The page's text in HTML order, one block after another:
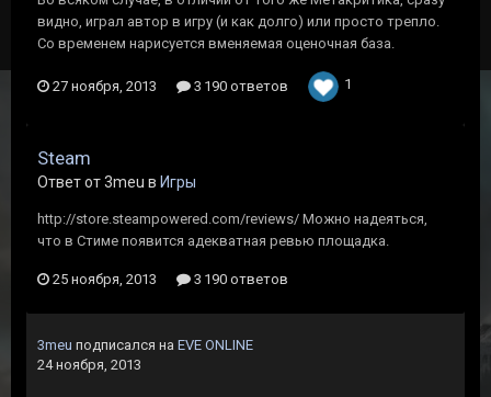
видно, играл автор в игру (и как долго) или просто трепло.
Со временем нарисуется вменяемая оценочная база.
27 ноября, 2013 3 190 ответов 1
Steam
Ответ от 3meu в Игры
http://store.steampowered.com/reviews/ Можно надеяться,
что в Стиме появится адекватная ревью площадка.
25 ноября, 2013 3 190 ответов
3meu подписался на EVE ONLINE
24 ноября, 2013